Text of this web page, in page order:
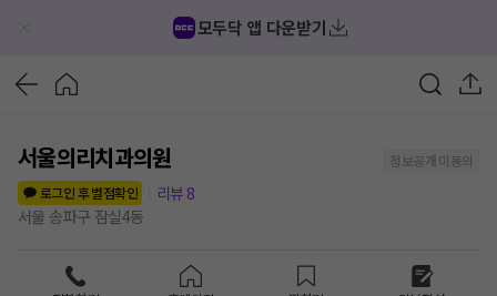
모두닥 앱 다운받기
서울의리치과의원
정보공개 미동의
로그인 후 별점확인
리뷰 8
서울 송파구 잠실4동